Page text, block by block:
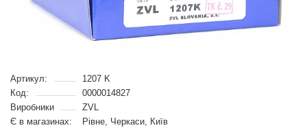
Артикул:
1207 K
Код:
0000014827
Виробники
ZVL
Є в магазинах:
Рівне, Черкаси, Київ